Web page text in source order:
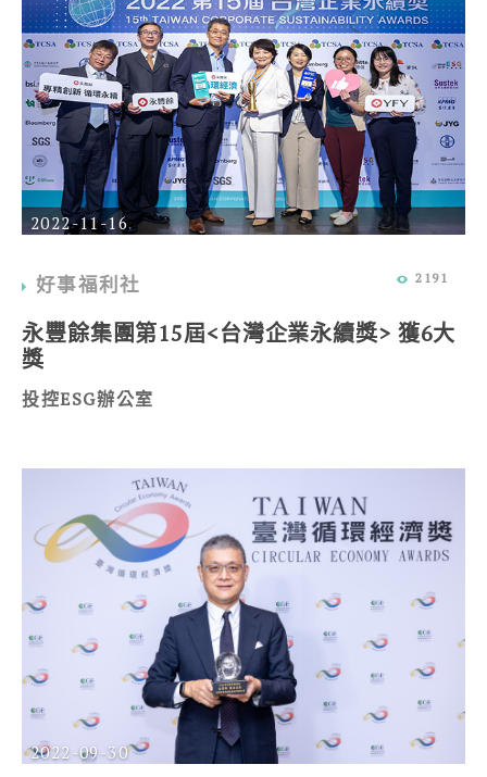
2022-11-16
好事福利社 2191
永豐餘集團第15屆<台灣企業永續獎> 獲6大
獎
投控ESG辦公室
2022-09-30